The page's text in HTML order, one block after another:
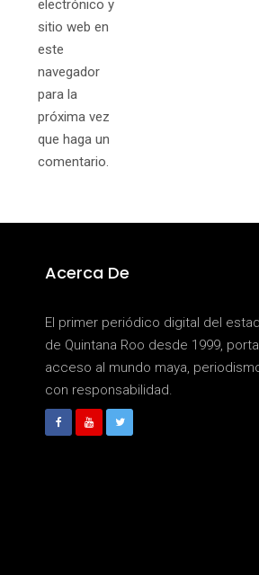
electrónico y
sitio web en
este
navegador
para la
próxima vez
que haga un
comentario.
Acerca De
El primer periódico digital del
de Quintana Roo desde 1999,
acceso al mundo maya,
con responsabilidad.